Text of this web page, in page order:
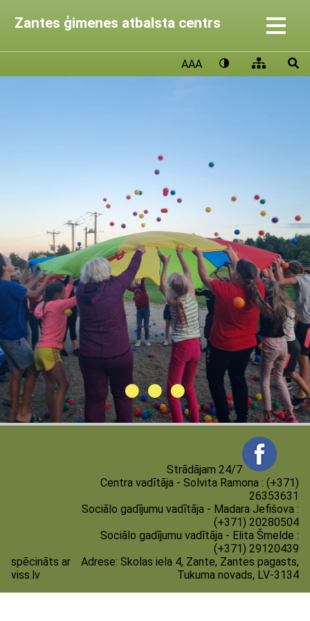
Zantes ģimenes atbalsta centrs
AAA
spēcināts ar
viss.lv
Strādājam 24/7
Centra vadītāja - Solvita Ramona : (+371)
26353631
Sociālo gadījumu vadītāja - Madara Jefišova :
(+371) 20280504
Sociālo gadījumu vadītāja - Elita Šmelde :
(+371) 29120439
Adrese: Skolas iela 4, Zante, Zantes pagasts,
Tukuma novads, LV-3134